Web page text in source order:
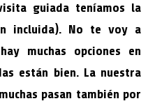
guiada teníamos la
incluida). No te voy a
muchas opciones en
están bien. La nuestra
pasan también por